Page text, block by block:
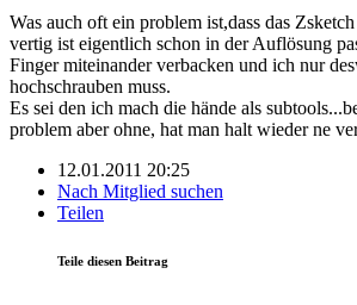
Was auch oft ein problem ist,dass das
vertig ist eigentlich schon in der Auflösung
Finger miteinander verbacken und ich nur
hochschrauben muss.
Es sei den ich mach die hände als
problem aber ohne, hat man halt wieder ne
12.01.2011 20:25
Nach Mitglied suchen
Teilen
Teile diesen Beitrag